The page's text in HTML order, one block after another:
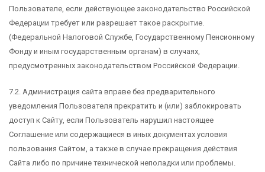
Пользователе, если действующее законодательство Российской
Федерации требует или разрешает такое раскрытие.
(Федеральной Налоговой Службе, Государственному Пенсионному
Фонду и иным государственным органам) в случаях,
предусмотренных законодательством Российской Федерации.
7.2. Администрация сайта вправе без предварительного
уведомления Пользователя прекратить и (или) заблокировать
доступ к Сайту, если Пользователь нарушил настоящее
Соглашение или содержащиеся в иных документах условия
пользования Сайтом, а также в случае прекращения действия
Сайта либо по причине технической неполадки или проблемы.